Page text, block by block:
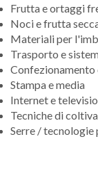
Frutta e ortaggi
Noci e frutta
Materiali per
Trasporto e
Confezionamento
Stampa e media
Internet e
Tecniche di
Serre / tecnologie